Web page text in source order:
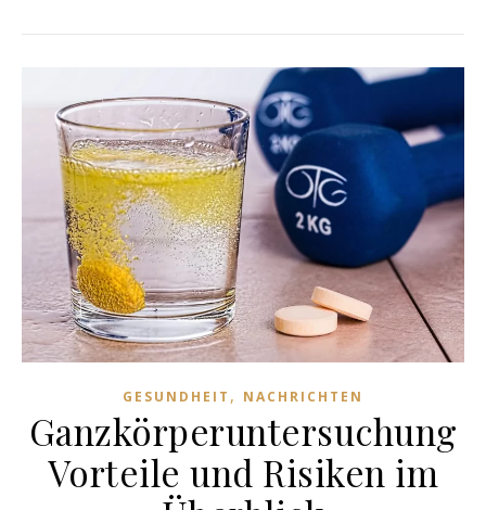
GESUNDHEIT , NACHRICHTEN
Ganzkörperuntersuchung
Vorteile und Risiken im